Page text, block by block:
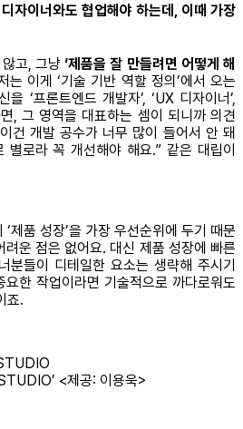
자이너와도 협업해야 하는데, 이때 가장
않고, 그냥‘제품을 잘 만들려면 어떻게 해
는 이게 ‘기술 기반 역할 정의’에서 오는
‘프론트엔드 개발자’, ‘UX 디자이너’,
, 그 영역을 대표하는 셈이 되니까 의견
건 개발 공수가 너무 많이 들어서 안 돼
별로라 꼭 개선해야 해요.” 같은 대립이
제품 성장’을 가장 우선순위에 두기 때문
운 점은 없어요. 대신 제품 성장에 빠른
분들이 디테일한 요소는 생략해 주시기
한 작업이라면 기술적으로 까다로워도
죠.
<제공: 이용욱>